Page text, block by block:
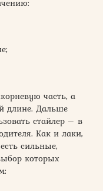
часть, а
длине. Дальше
стайлер – в
Как и лаки,
сильные,
которых